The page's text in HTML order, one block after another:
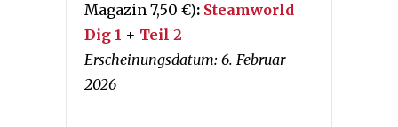
Magazin 7,50 €): Steamworld
Dig 1 + Teil 2
Erscheinungsdatum: 6. Februar
2026